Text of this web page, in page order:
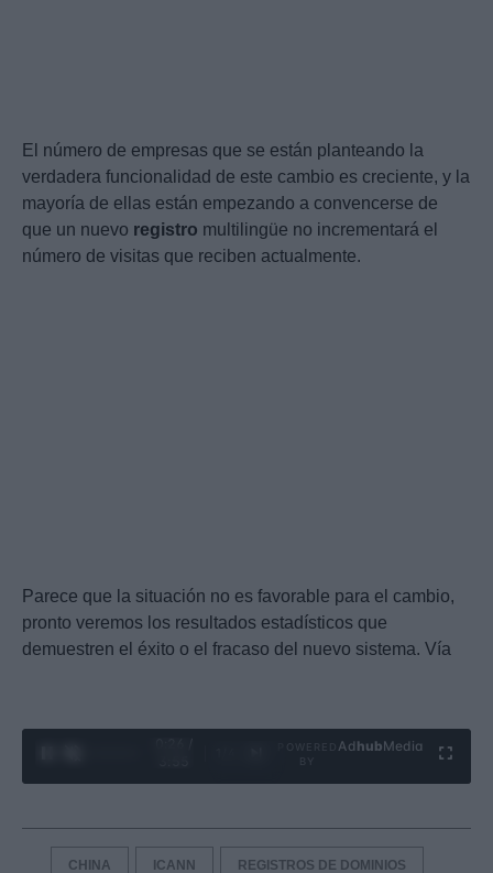
El número de empresas que se están planteando la
verdadera funcionalidad de este cambio es creciente, y la
mayoría de ellas están empezando a convencerse de
que un nuevo registro multilingüe no incrementará el
número de visitas que reciben actualmente.
Parece que la situación no es favorable para el cambio,
pronto veremos los resultados estadísticos que
demuestren el éxito o el fracaso del nuevo sistema. Vía
Ad hubMedia
CHINA ICANN REGISTROS DE DOMINIOS